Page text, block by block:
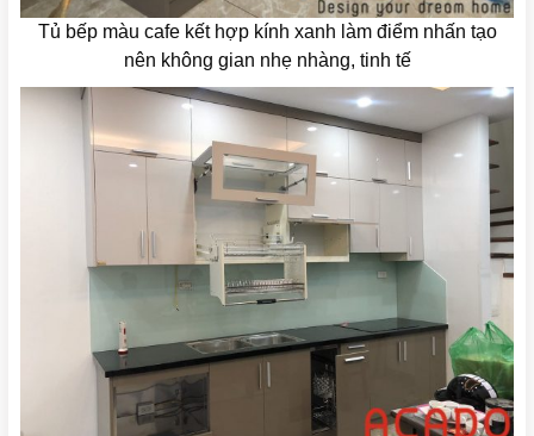
Tủ bếp màu cafe kết hợp kính xanh làm điểm nhấn tạo
nên không gian nhẹ nhàng, tinh tế